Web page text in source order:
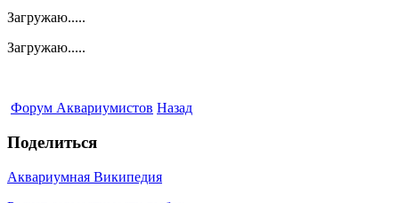
Загружаю.....
Загружаю.....
Форум Аквариумистов Назад
Поделиться
Аквариумная Википедия